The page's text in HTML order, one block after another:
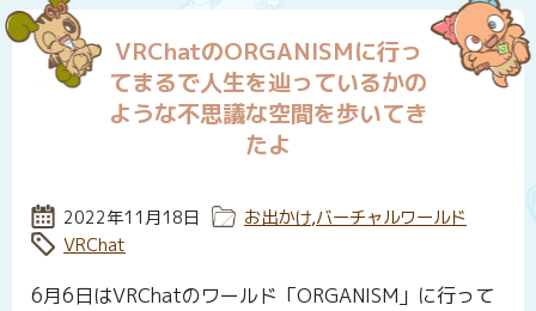
VRChatのORGANISMに行っ
てまるで人生を辿っているかの
ような不思議な空間を歩いてき
たよ
投稿日:
2022年11月18日 カテゴリー:
お出かけ,バーチャルワールド
タグ:
VRChat
6月6日はVRChatのワールド「ORGANISM」に行って